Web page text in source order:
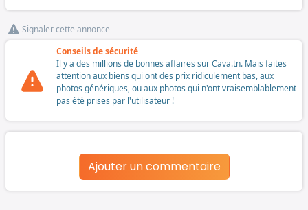
Signaler cette annonce
Conseils de sécurité
Il y a des millions de bonnes affaires sur Cava.tn. Mais faites
attention aux biens qui ont des prix ridiculement bas, aux
photos génériques, ou aux photos qui n'ont vraisemblablement
pas été prises par l'utilisateur !
Ajouter un commentaire